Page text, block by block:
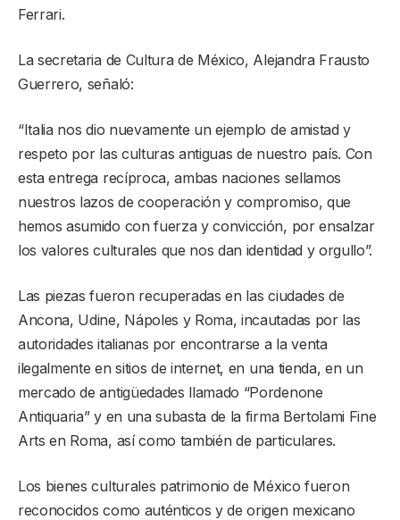
Ferrari.
La secretaria de Cultura de México, Alejandra Frausto
Guerrero, señaló:
“Italia nos dio nuevamente un ejemplo de amistad y
respeto por las culturas antiguas de nuestro país. Con
esta entrega recíproca, ambas naciones sellamos
nuestros lazos de cooperación y compromiso, que
hemos asumido con fuerza y convicción, por ensalzar
los valores culturales que nos dan identidad y orgullo”.
Las piezas fueron recuperadas en las ciudades de
Ancona, Udine, Nápoles y Roma, incautadas por las
autoridades italianas por encontrarse a la venta
ilegalmente en sitios de internet, en una tienda, en un
mercado de antigüedades llamado “Pordenone
Antiquaria” y en una subasta de la firma Bertolami Fine
Arts en Roma, así como también de particulares.
Los bienes culturales patrimonio de México fueron
reconocidos como auténticos y de origen mexicano